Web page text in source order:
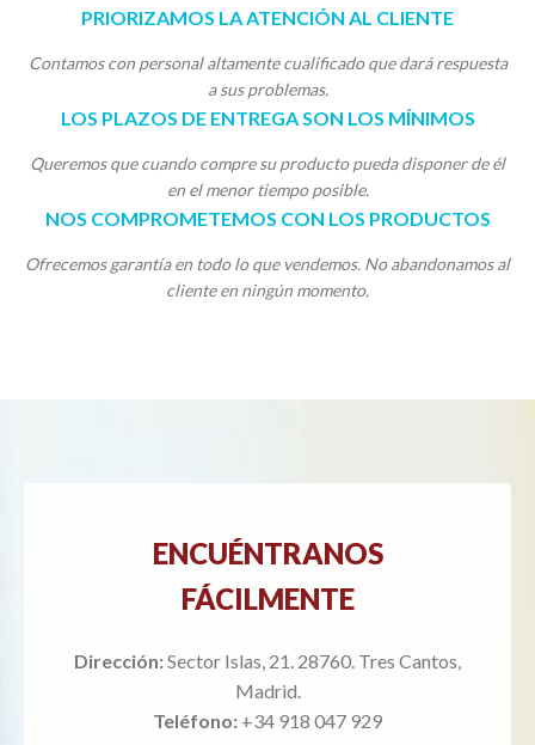
PRIORIZAMOS LA ATENCIÓN AL CLIENTE
Contamos con personal altamente cualificado que dará respuesta
a sus problemas.
LOS PLAZOS DE ENTREGA SON LOS MÍNIMOS
Queremos que cuando compre su producto pueda disponer de él
en el menor tiempo posible.
NOS COMPROMETEMOS CON LOS PRODUCTOS
Ofrecemos garantía en todo lo que vendemos. No abandonamos al
cliente en ningún momento.
ENCUÉNTRANOS
FÁCILMENTE
Dirección:Sector Islas, 21. 28760. Tres Cantos,
Madrid.
Teléfono: +34 918 047 929